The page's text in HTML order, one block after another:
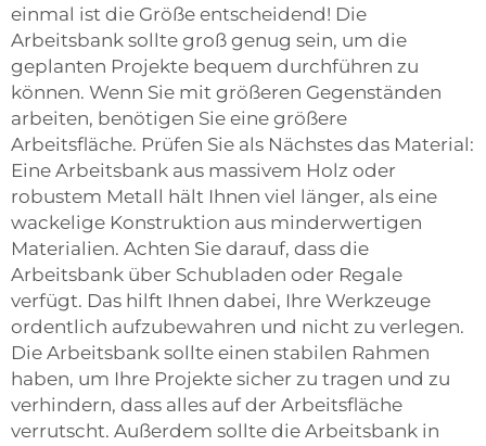
einmal ist die Größe entscheidend! Die
Arbeitsbank sollte groß genug sein, um die
geplanten Projekte bequem durchführen zu
können. Wenn Sie mit größeren Gegenständen
arbeiten, benötigen Sie eine größere
Arbeitsfläche. Prüfen Sie als Nächstes das Material:
Eine Arbeitsbank aus massivem Holz oder
robustem Metall hält Ihnen viel länger, als eine
wackelige Konstruktion aus minderwertigen
Materialien. Achten Sie darauf, dass die
Arbeitsbank über Schubladen oder Regale
verfügt. Das hilft Ihnen dabei, Ihre Werkzeuge
ordentlich aufzubewahren und nicht zu verlegen.
Die Arbeitsbank sollte einen stabilen Rahmen
haben, um Ihre Projekte sicher zu tragen und zu
verhindern, dass alles auf der Arbeitsfläche
verrutscht. Außerdem sollte die Arbeitsbank in